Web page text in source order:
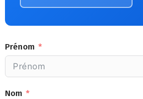
Prénom
Nom